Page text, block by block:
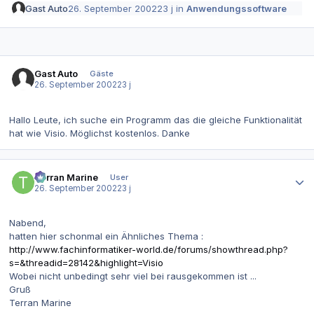
Gast Auto26. September 200223 j inAnwendungssoftware
Gast Auto
Gäste
26. September 200223 j
Hallo Leute, ich suche ein Programm das die gleiche Funktionalität
hat wie Visio. Möglichst kostenlos. Danke
Terran Marine
User
26. September 200223 j
Nabend,
hatten hier schonmal ein Ähnliches Thema :
http://www.fachinformatiker-world.de/forums/showthread.php?
s=&threadid=28142&highlight=Visio
Wobei nicht unbedingt sehr viel bei rausgekommen ist ...
Gruß
Terran Marine